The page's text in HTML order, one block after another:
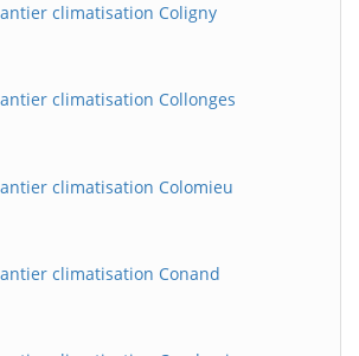
climatisation Coligny
climatisation Collonges
climatisation Colomieu
climatisation Conand